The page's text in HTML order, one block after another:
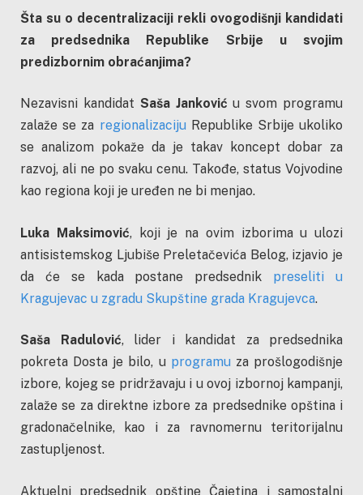
Šta su o decentralizaciji rekli ovogodišnji kandidati
za predsednika Republike Srbije u svojim
predizbornim obraćanjima?
Nezavisni kandidat Saša Janković u svom programu
zalaže se za regionalizaciju Republike Srbije ukoliko
se analizom pokaže da je takav koncept dobar za
razvoj, ali ne po svaku cenu. Takođe, status Vojvodine
kao regiona koji je uređen ne bi menjao.
Luka Maksimović, koji je na ovim izborima u ulozi
antisistemskog Ljubiše Preletačevića Belog, izjavio je
da će se kada postane predsednik preseliti u
Kragujevac u zgradu Skupštine grada Kragujevca.
Saša Radulović, lider i kandidat za predsednika
pokreta Dosta je bilo, u programuza prošlogodišnje
izbore, kojeg se pridržavaju i u ovoj izbornoj kampanji,
zalaže se za direktne izbore za predsednike opština i
gradonačelnike, kao i za ravnomernu teritorijalnu
zastupljenost.
Aktuelni predsednik opštine Čajetina i samostalni